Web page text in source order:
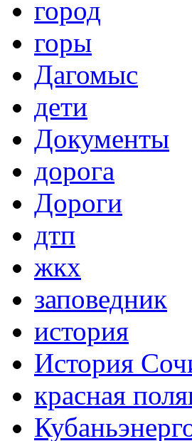
город
горы
Дагомыс
дети
Документы
дорога
Дороги
дтп
жкх
заповедник
история
История
красная